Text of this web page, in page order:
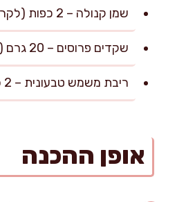
שמן קנולה – 2 כפות (לקרמליזציה של האגסים)
שקדים פרוסים – 20 גרם (לקישוט המילוי, מעניקים קראנץ’ משובח)
ריבת משמש טבעונית – 2 כפות (להברשה לאחר האפייה)
אופן ההכנה